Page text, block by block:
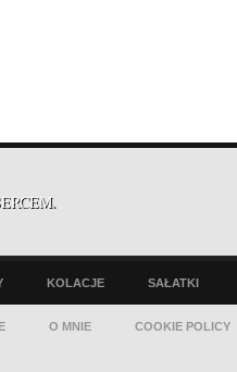
.
KOLACJE SAŁATKI
O MNIE COOKIE POLICY